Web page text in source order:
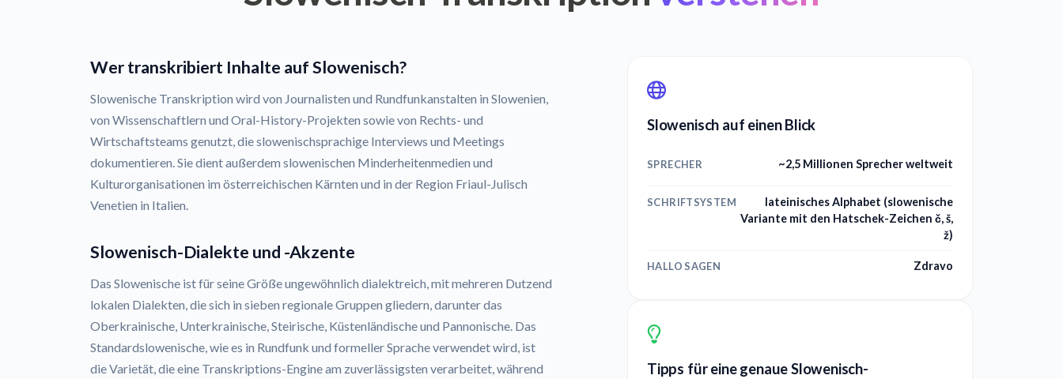
Wer transkribiert Inhalte auf Slowenisch?
Slowenische Transkription wird von Journalisten und Rundfunkanstalten in Slowenien,
von Wissenschaftlern und Oral-History-Projekten sowie von Rechts- und
Wirtschaftsteams genutzt, die slowenischsprachige Interviews und Meetings
dokumentieren. Sie dient außerdem slowenischen Minderheitenmedien und
Kulturorganisationen im österreichischen Kärnten und in der Region Friaul-Julisch
Venetien in Italien.
Slowenisch-Dialekte und -Akzente
Das Slowenische ist für seine Größe ungewöhnlich dialektreich, mit mehreren Dutzend
lokalen Dialekten, die sich in sieben regionale Gruppen gliedern, darunter das
Oberkrainische, Unterkrainische, Steirische, Küstenländische und Pannonische. Das
Standardslowenische, wie es in Rundfunk und formeller Sprache verwendet wird, ist
die Varietät, die eine Transkriptions-Engine am zuverlässigsten verarbeitet, während
Slowenisch auf einen Blick
SPRECHER ~2,5 Millionen Sprecher weltweit
SCHRIFTSYSTEM
lateinisches Alphabet (slowenische
Variante mit den Hatschek-Zeichen č, š,
ž)
HALLO SAGEN Zdravo
Tipps für eine genaue Slowenisch-